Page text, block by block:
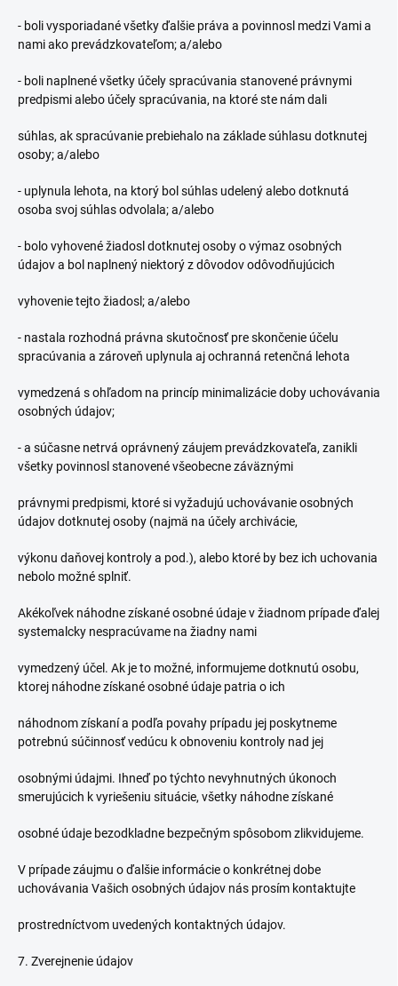
- boli vysporiadané všetky ďalšie práva a povinnosl medzi Vami a
nami ako prevádzkovateľom; a/alebo
- boli naplnené všetky účely spracúvania stanovené právnymi
predpismi alebo účely spracúvania, na ktoré ste nám dali
súhlas, ak spracúvanie prebiehalo na základe súhlasu dotknutej
osoby; a/alebo
- uplynula lehota, na ktorý bol súhlas udelený alebo dotknutá
osoba svoj súhlas odvolala; a/alebo
- bolo vyhovené žiadosl dotknutej osoby o výmaz osobných
údajov a bol naplnený niektorý z dôvodov odôvodňujúcich
vyhovenie tejto žiadosl; a/alebo
- nastala rozhodná právna skutočnosť pre skončenie účelu
spracúvania a zároveň uplynula aj ochranná retenčná lehota
vymedzená s ohľadom na princíp minimalizácie doby uchovávania
osobných údajov;
- a súčasne netrvá oprávnený záujem prevádzkovateľa, zanikli
všetky povinnosl stanovené všeobecne záväznými
právnymi predpismi, ktoré si vyžadujú uchovávanie osobných
údajov dotknutej osoby (najmä na účely archivácie,
výkonu daňovej kontroly a pod.), alebo ktoré by bez ich uchovania
nebolo možné splniť.
Akékoľvek náhodne získané osobné údaje v žiadnom prípade ďalej
systemalcky nespracúvame na žiadny nami
vymedzený účel. Ak je to možné, informujeme dotknutú osobu,
ktorej náhodne získané osobné údaje patria o ich
náhodnom získaní a podľa povahy prípadu jej poskytneme
potrebnú súčinnosť vedúcu k obnoveniu kontroly nad jej
osobnými údajmi. Ihneď po týchto nevyhnutných úkonoch
smerujúcich k vyriešeniu situácie, všetky náhodne získané
osobné údaje bezodkladne bezpečným spôsobom zlikvidujeme.
V prípade záujmu o ďalšie informácie o konkrétnej dobe
uchovávania Vašich osobných údajov nás prosím kontaktujte
prostredníctvom uvedených kontaktných údajov.
7. Zverejnenie údajov